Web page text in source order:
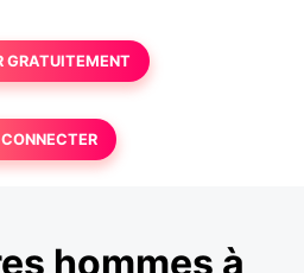
GRATUITEMENT
hommes à